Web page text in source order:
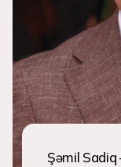
Şəmil